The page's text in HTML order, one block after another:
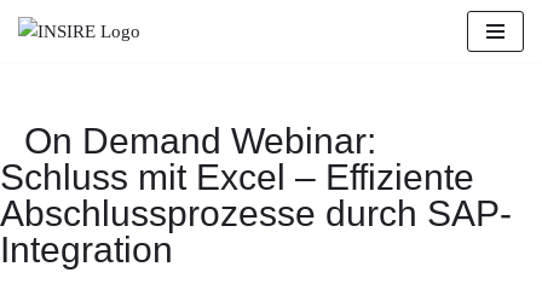
On Demand Webinar:
Schluss mit Excel – Effiziente
Abschlussprozesse durch SAP-
Integration